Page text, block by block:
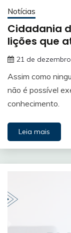
Notícias
Cidadania
lições que
21 de
Assim como
não é possível
conhecimento.
Leia mais